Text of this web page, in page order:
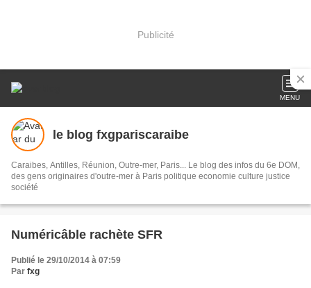
Publicité
MENU
le blog fxgpariscaraibe
Caraibes, Antilles, Réunion, Outre-mer, Paris... Le blog des infos du 6e DOM,
des gens originaires d'outre-mer à Paris politique economie culture justice
société
Numéricâble rachète SFR
Publié le 29/10/2014 à 07:59
Par fxg